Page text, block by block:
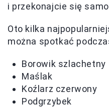
i przekonajcie się
Oto kilka
można spotkać
Borowik szlachetny
Maślak
Koźlarz czerwony
Podgrzybek